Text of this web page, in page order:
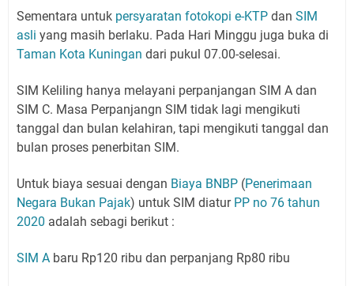
Sementara untuk persyaratan fotokopi e-KTP dan SIM
asli yang masih berlaku. Pada Hari Minggu juga buka di
Taman Kota Kuningan dari pukul 07.00-selesai.
SIM Keliling hanya melayani perpanjangan SIM A dan
SIM C. Masa Perpanjangn SIM tidak lagi mengikuti
tanggal dan bulan kelahiran, tapi mengikuti tanggal dan
bulan proses penerbitan SIM.
Untuk biaya sesuai dengan Biaya BNBP (Penerimaan
Negara Bukan Pajak) untuk SIM diatur PP no 76 tahun
2020 adalah sebagi berikut :
SIM A baru Rp120 ribu dan perpanjang Rp80 ribu